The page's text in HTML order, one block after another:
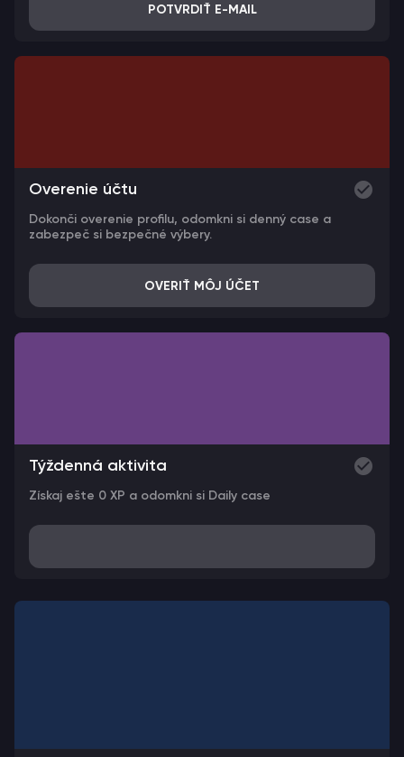
POTVRDIŤ E-MAIL
Overenie účtu
Dokonči overenie profilu, odomkni si denný case a
zabezpeč si bezpečné výbery.
OVERIŤ MÔJ ÚČET
Týždenná aktivita
Získaj ešte 0 XP a odomkni si Daily case